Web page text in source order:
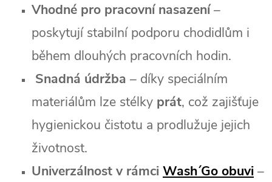
Vhodné pro pracovní nasazení–
poskytují stabilní podporu chodidlům i
během dlouhých pracovních hodin.
Snadná údržba – díky speciálním
materiálům lze stélky prát, což zajišťuje
hygienickou čistotu a prodlužuje jejich
životnost.
Univerzálnost v rámci Wash´Go obuvi –